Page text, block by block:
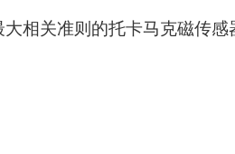
相关准则的托卡马克磁传感